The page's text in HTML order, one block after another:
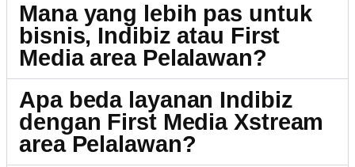
Mana yang lebih pas untuk
bisnis, Indibiz atau First
Media area Pelalawan?
Apa beda layanan Indibiz
dengan First Media Xstream
area Pelalawan?